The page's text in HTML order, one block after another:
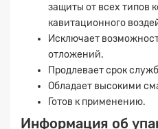
защиты от всех типов
кавитационного
Исключает
отложений.
Продлевает срок
Обладает высокими
Готов к применению.
Информация об
Заявка на